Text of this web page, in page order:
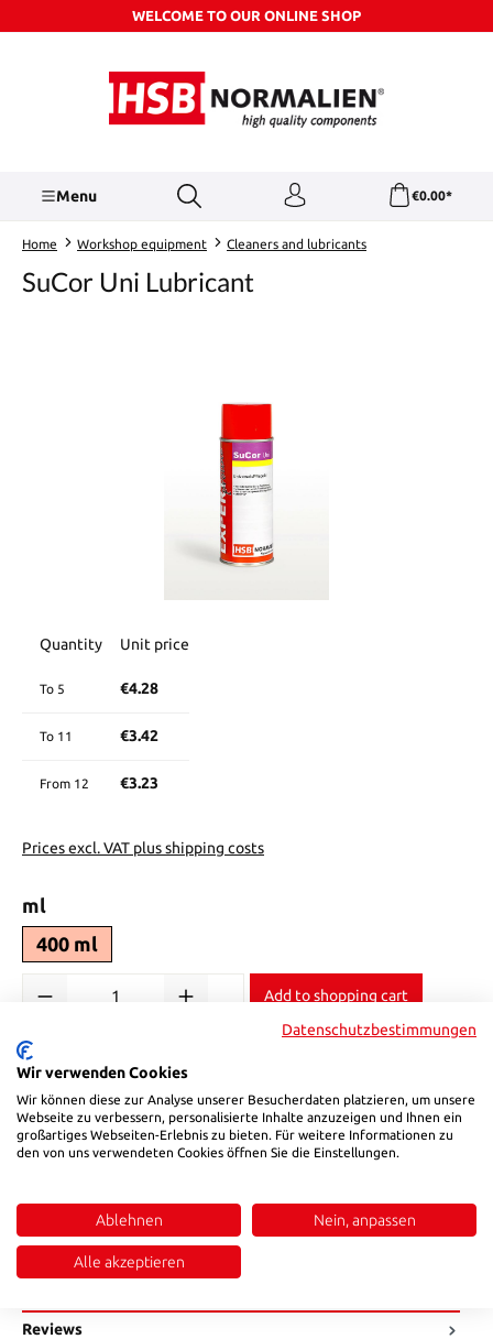
Skip to main contentWELCOME TO OUR ONLINE SHOP
Menu €0.00*
Home Workshop equipment Cleaners and lubricants
SuCor Uni Lubricant
Quantity Unit price
To 5 €4.28
To 11 €3.42
From 12 €3.23
Prices excl. VAT plus shipping costs
Select
ml
400 ml
Add to shopping cart
Product number:
Description
Application SuCor Uni maintains and protects machines, tools,
Eliminates squeaking and creaking noises on hinges, tools,
chains, and doors in seconds. Restores the functionality of
locks and protects against freezing. Instructions for use Shake
vigorously before use. Spray evenly to create a continuo…
Reviews
Datenschutzbestimmungen
Wir verwenden Cookies
Wir können diese zur Analyse unserer Besucherdaten platzieren, um unsere
Webseite zu verbessern, personalisierte Inhalte anzuzeigen und Ihnen ein
großartiges Webseiten-Erlebnis zu bieten. Für weitere Informationen zu
den von uns verwendeten Cookies öffnen Sie die Einstellungen.
Ablehnen Nein, anpassen
Alle akzeptieren